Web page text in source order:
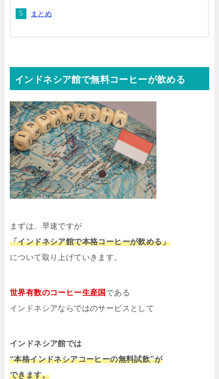
まとめ
インドネシア館で無料コーヒーが飲める
まずは、早速ですが
「インドネシア館で本格コーヒーが飲める」
について取り上げていきます。
世界有数のコーヒー生産国 である
インドネシアならではのサービスとして
インドネシア館では
“本格インドネシアコーヒーの無料試飲”が
できます。